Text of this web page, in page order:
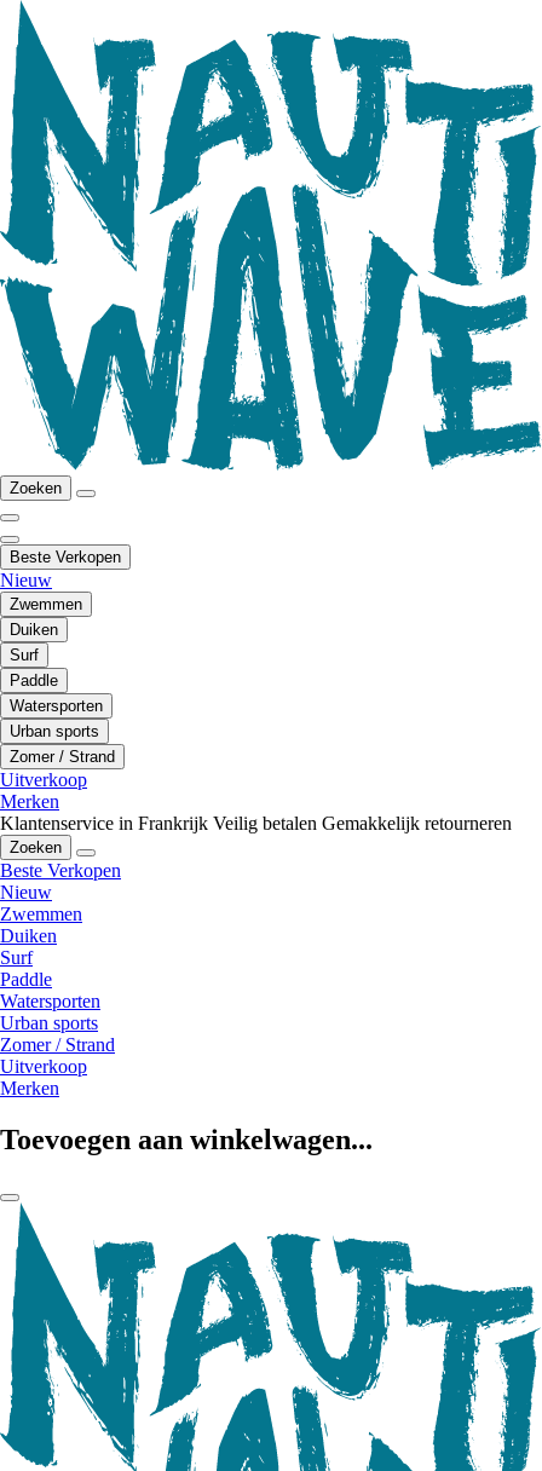
Zoeken
Beste Verkopen
Nieuw
Zwemmen
Duiken
Surf
Paddle
Watersporten
Urban sports
Zomer / Strand
Uitverkoop
Merken
Klantenservice in Frankrijk Veilig betalen Gemakkelijk retourneren
Zoeken
Beste Verkopen
Nieuw
Zwemmen
Duiken
Surf
Paddle
Watersporten
Urban sports
Zomer / Strand
Uitverkoop
Merken
Toevoegen aan winkelwagen...